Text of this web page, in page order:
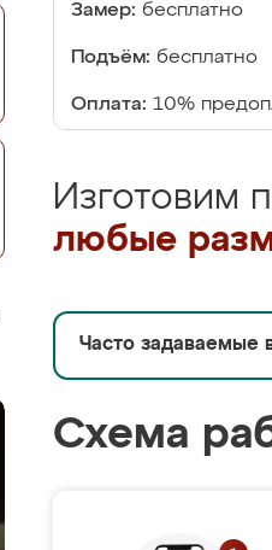
Замер: бесплатно
Подъём: бесплатно
Оплата: 10%
Изготовим
любые
Часто задаваемые
Схема